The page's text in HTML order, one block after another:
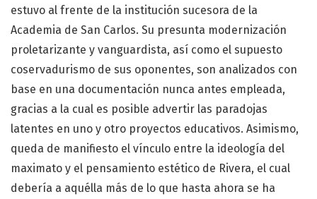
estuvo al frente de la institución sucesora de la
Academia de San Carlos. Su presunta modernización
proletarizante y vanguardista, así como el supuesto
coservadurismo de sus oponentes, son analizados con
base en una documentación nunca antes empleada,
gracias a la cual es posible advertir las paradojas
latentes en uno y otro proyectos educativos. Asimismo,
queda de manifiesto el vínculo entre la ideología del
maximato y el pensamiento estético de Rivera, el cual
debería a aquélla más de lo que hasta ahora se ha